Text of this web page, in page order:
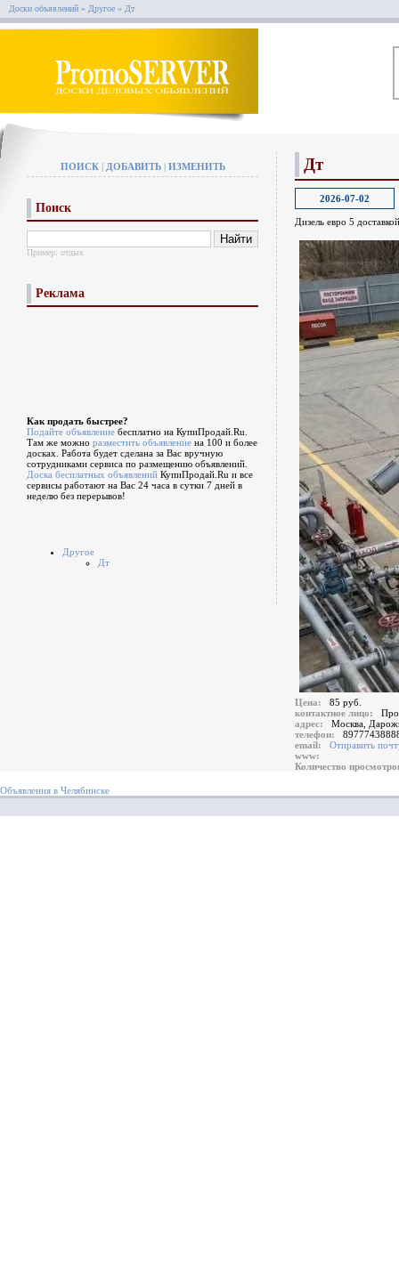
Доски объявлений » Другое » Дт
ПОИСК| ДОБАВИТЬ| ИЗМЕНИТЬ
Поиск
Пример: отдых
Реклама
Как продать быстрее?
Подайте объявление бесплатно на КупиПродай.Ru.
Там же можно разместить объявление на 100 и более
досках. Работа будет сделана за Вас вручную
сотрудниками сервиса по размещению объявлений.
Доска бесплатных объявлений КупиПродай.Ru и все
сервисы работают на Вас 24 часа в сутки 7 дней в
неделю без перерывов!
Другое
Дт
Дт
2026-07-02
Дизель евро 5
Цена:
85 руб.
контактное лицо:
адрес:
Москва,
телефон:
email:
Отправить
www:
Количество
Объявления в Челябинске